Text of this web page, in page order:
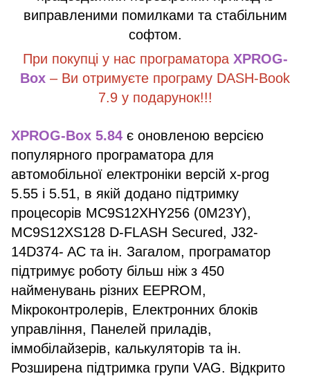
виправленими помилками та стабільним
софтом.
При покупці у нас програматора XPROG-
Box – Ви отримуєте програму DASH-Book
7.9 у подарунок!!!
XPROG-Box 5.84 є оновленою версією
популярного програматора для
автомобільної електроніки версій x-prog
5.55 і 5.51, в якій додано підтримку
процесорів MC9S12XHY256 (0M23Y),
MC9S12XS128 D-FLASH Secured, J32-
14D374- AC та ін. Загалом, програматор
підтримує роботу більш ніж з 450
найменувань різних EEPROM,
Мікроконтролерів, Електронних блоків
управління, Панелей приладів,
іммобілайзерів, калькуляторів та ін.
Розширена підтримка групи VAG. Відкрито